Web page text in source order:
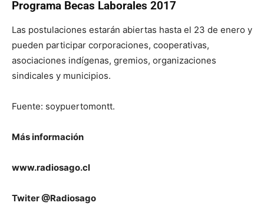
Programa Becas Laborales 2017
Las postulaciones estarán abiertas hasta el 23 de enero y
pueden participar corporaciones, cooperativas,
asociaciones indígenas, gremios, organizaciones
sindicales y municipios.
Fuente: soypuertomontt.
Más información
www.radiosago.cl
Twiter @Radiosago